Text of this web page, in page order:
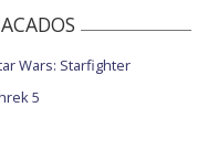
Wars: Starfighter
5